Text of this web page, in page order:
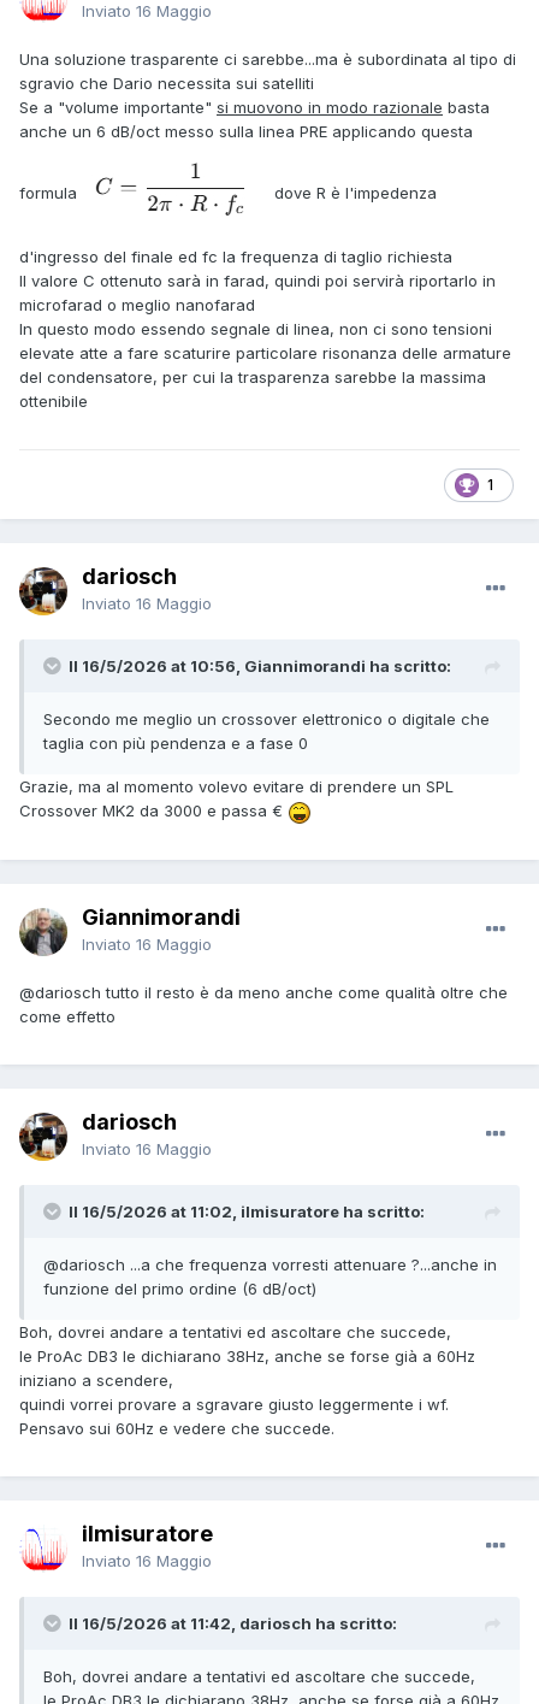
Inviato 16 Maggio
Una soluzione trasparente ci sarebbe...ma è subordinata al tipo di
sgravio che Dario necessita sui satelliti
Se a "volume importante" si muovono in modo razionale basta
anche un 6 dB/oct messo sulla linea PRE applicando questa
formula dove R è l'impedenza
d'ingresso del finale ed fc la frequenza di taglio richiesta
Il valore C ottenuto sarà in farad, quindi poi servirà riportarlo in
microfarad o meglio nanofarad
In questo modo essendo segnale di linea, non ci sono tensioni
elevate atte a fare scaturire particolare risonanza delle armature
del condensatore, per cui la trasparenza sarebbe la massima
ottenibile
1
dariosch
Inviato 16 Maggio
Il 16/5/2026 at 10:56, Giannimorandi ha scritto:
Secondo me meglio un crossover elettronico o digitale che
taglia con più pendenza e a fase 0
Grazie, ma al momento volevo evitare di prendere un SPL
Crossover MK2 da 3000 e passa €
Giannimorandi
Inviato 16 Maggio
@dariosch tutto il resto è da meno anche come qualità oltre che
come effetto
dariosch
Inviato 16 Maggio
Il 16/5/2026 at 11:02, ilmisuratore ha scritto:
@dariosch ...a che frequenza vorresti attenuare ?...anche in
funzione del primo ordine (6 dB/oct)
Boh, dovrei andare a tentativi ed ascoltare che succede,
le ProAc DB3 le dichiarano 38Hz, anche se forse già a 60Hz
iniziano a scendere,
quindi vorrei provare a sgravare giusto leggermente i wf.
Pensavo sui 60Hz e vedere che succede.
ilmisuratore
Inviato 16 Maggio
Il 16/5/2026 at 11:42, dariosch ha scritto:
Boh, dovrei andare a tentativi ed ascoltare che succede,